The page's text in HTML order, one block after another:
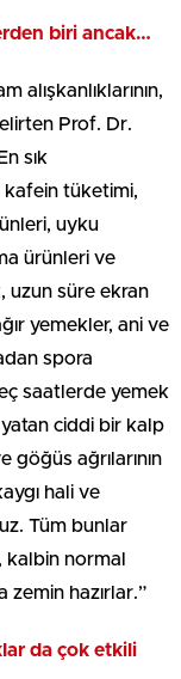
biri ancak…
alışkanlıklarının,
Prof. Dr.
sık
kafein tüketimi,
uyku
ürünleri ve
uzun süre ekran
yemekler, ani ve
spora
saatlerde yemek
ciddi bir kalp
göğüs ağrılarının
hali ve
Tüm bunlar
normal
zemin hazırlar.”
da çok etkili